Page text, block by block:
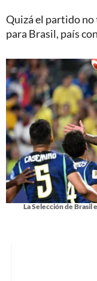
Quizá el partido no
para Brasil, país
La Selección de Brasil